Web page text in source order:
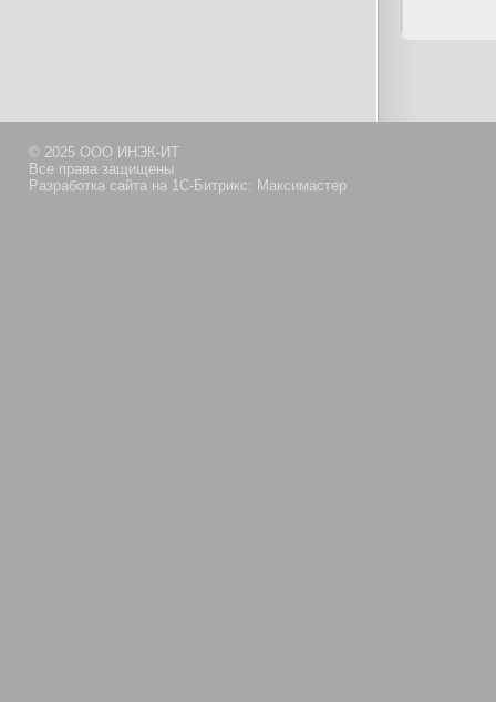
© 2025 ООО ИНЭК-ИТ
Все права защищены
Разработка сайта на 1С-Битрикс: Максимастер